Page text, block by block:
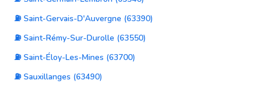
⛽ Saint-Gervais-D'Auvergne (63390)
⛽ Saint-Rémy-Sur-Durolle (63550)
⛽ Saint-Éloy-Les-Mines (63700)
⛽ Sauxillanges (63490)